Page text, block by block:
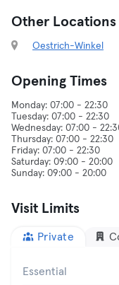
Other Locations
Oestrich-Winkel
Opening Times
Monday: 07:00 - 22:30
Tuesday: 07:00 - 22:30
Wednesday: 07:00 -
Thursday: 07:00 - 22:30
Friday: 07:00 - 22:30
Saturday: 09:00 - 20:00
Visit Limits
Private
Essential